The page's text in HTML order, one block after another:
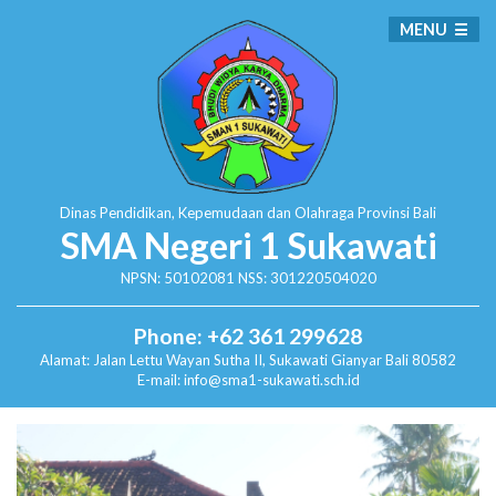
Dinas Pendidikan, Kepemudaan dan Olahraga Provinsi Bali
SMA Negeri 1 Sukawati
NPSN: 50102081 NSS: 301220504020
Phone: +62 361 299628
Alamat: Jalan Lettu Wayan Sutha II, SukawatiGianyar Bali 80582
E-mail: info@sma1-sukawati.sch.id
MENU